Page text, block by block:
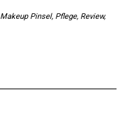
Makeup Pinsel, Pflege, Review,